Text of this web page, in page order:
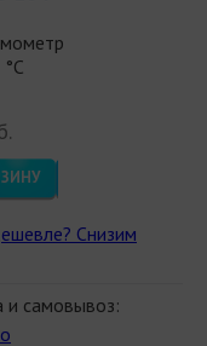
Снизим
и самовывоз: